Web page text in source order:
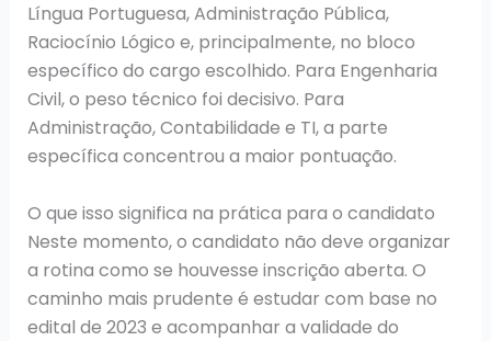
Língua Portuguesa, Administração Pública,
Raciocínio Lógico e, principalmente, no bloco
específico do cargo escolhido. Para Engenharia
Civil, o peso técnico foi decisivo. Para
Administração, Contabilidade e TI, a parte
específica concentrou a maior pontuação.
O que isso significa na prática para o candidato
Neste momento, o candidato não deve organizar
a rotina como se houvesse inscrição aberta. O
caminho mais prudente é estudar com base no
edital de 2023 e acompanhar a validade do